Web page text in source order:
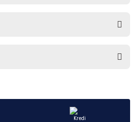
öneri formunu kullanarak tarafımıza
bilgiler bulunuyor.
ilk yorumu siz yapın!